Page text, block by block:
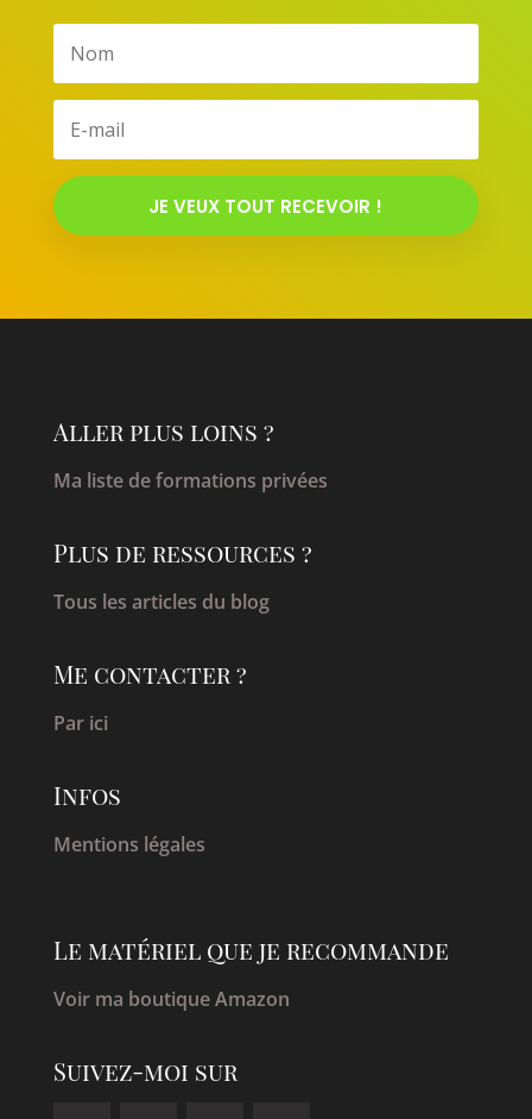
JE VEUX TOUT RECEVOIR !
Aller plus loins ?
Ma liste de formations privées
Plus de ressources ?
Tous les articles du blog
Me contacter ?
Par ici
Infos
Mentions légales
Le matériel que je recommande
Voir ma boutique Amazon
Suivez-moi sur